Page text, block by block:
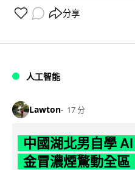
分享
人工智能
Lawton 17 分
中國湖北男自學
金冒濃煙驚動全區